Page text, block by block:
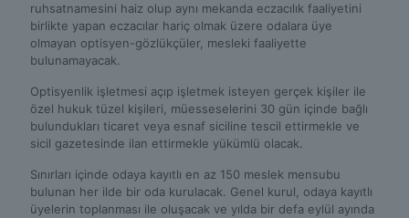
ruhsatnamesini haiz olup aynı mekanda eczacılık faaliyetini
birlikte yapan eczacılar hariç olmak üzere odalara üye
olmayan optisyen-gözlükçüler, mesleki faaliyette
bulunamayacak.
Optisyenlik işletmesi açıp işletmek isteyen gerçek kişiler ile
özel hukuk tüzel kişileri, müesseselerini 30 gün içinde bağlı
bulundukları ticaret veya esnaf siciline tescil ettirmekle ve
sicil gazetesinde ilan ettirmekle yükümlü olacak.
Sınırları içinde odaya kayıtlı en az 150 meslek mensubu
bulunan her ilde bir oda kurulacak. Genel kurul, odaya kayıtlı
üyelerin toplanması ile oluşacak ve yılda bir defa eylül ayında